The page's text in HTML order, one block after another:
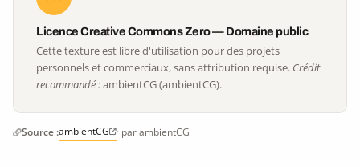
Licence Creative Commons Zero — Domaine public
Cette texture est libre d'utilisation pour des projets
personnels et commerciaux, sans attribution requise. Crédit
recommandé :ambientCG (ambientCG).
Source :ambientCG · par ambientCG